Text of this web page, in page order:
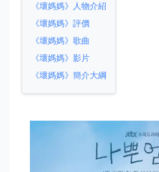
《壞媽媽》人物介紹
《壞媽媽》評價
《壞媽媽》歌曲
《壞媽媽》影片
《壞媽媽》簡介大綱